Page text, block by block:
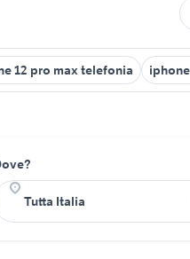
12 pro max telefonia